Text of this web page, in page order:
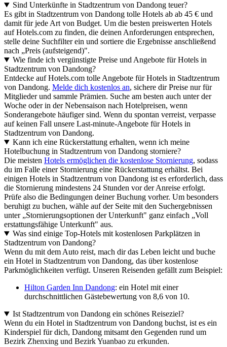
Sind Unterkünfte in Stadtzentrum von Dandong teuer?
Es gibt in Stadtzentrum von Dandong tolle Hotels ab ab 45 € und
damit für jede Art von Budget. Um die besten preiswerten Hotels
auf Hotels.com zu finden, die deinen Anforderungen entsprechen,
stelle deine Suchfilter ein und sortiere die Ergebnisse anschließend
nach „Preis (aufsteigend)".
Wie finde ich vergünstigte Preise und Angebote für Hotels in
Stadtzentrum von Dandong?
Entdecke auf Hotels.com tolle Angebote für Hotels in Stadtzentrum
von Dandong. Melde dich kostenlos an, sichere dir Preise nur für
Mitglieder und sammle Prämien. Suche am besten auch unter der
Woche oder in der Nebensaison nach Hotelpreisen, wenn
Sonderangebote häufiger sind. Wenn du spontan verreist, verpasse
auf keinen Fall unsere Last-minute-Angebote für Hotels in
Stadtzentrum von Dandong.
Kann ich eine Rückerstattung erhalten, wenn ich meine
Hotelbuchung in Stadtzentrum von Dandong storniere?
Die meisten Hotels ermöglichen die kostenlose Stornierung, sodass
du im Falle einer Stornierung eine Rückerstattung erhältst. Bei
einigen Hotels in Stadtzentrum von Dandong ist es erforderlich, dass
die Stornierung mindestens 24 Stunden vor der Anreise erfolgt.
Prüfe also die Bedingungen deiner Buchung vorher. Um besonders
beruhigt zu buchen, wähle auf der Seite mit den Suchergebnissen
unter „Stornierungsoptionen der Unterkunft" ganz einfach „Voll
erstattungsfähige Unterkunft" aus.
Was sind einige Top-Hotels mit kostenlosen Parkplätzen in
Stadtzentrum von Dandong?
Wenn du mit dem Auto reist, mach dir das Leben leicht und buche
ein Hotel in Stadtzentrum von Dandong, das über kostenlose
Parkmöglichkeiten verfügt. Unseren Reisenden gefällt zum Beispiel:
Hilton Garden Inn Dandong: ein Hotel mit einer
durchschnittlichen Gästebewertung von 8,6 von 10.
Ist Stadtzentrum von Dandong ein schönes Reiseziel?
Wenn du ein Hotel in Stadtzentrum von Dandong buchst, ist es ein
Kinderspiel für dich, Dandong mitsamt den Gegenden rund um
Bezirk Zhenxing und Bezirk Yuanbao zu erkunden.